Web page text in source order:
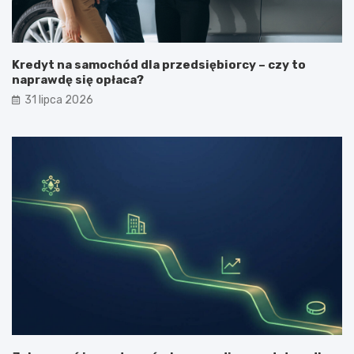
Kredyt na samochód dla przedsiębiorcy – czy to
naprawdę się opłaca?
31 lipca 2026